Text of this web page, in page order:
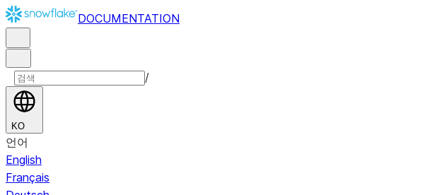
DOCUMENTATION
/
KO
언어
English
Français